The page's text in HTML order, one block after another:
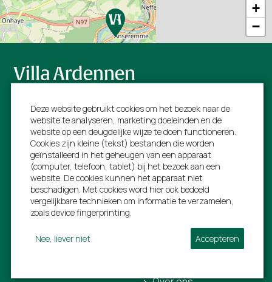
+
−
Volg ons:
Villa Ardennen
Rue de L'estinale 21
6997 Erezée
+31 40 206 0454
Informatie
Ons volledig aanbod
Last minutes
Bezienswaardigheden
Deze website gebruikt cookies om het bezoek naar de
website te analyseren, marketing doeleinden en de
website op een deugdelijke wijze te doen functioneren.
Cookies zijn kleine (tekst) bestanden die worden
geïnstalleerd in het geheugen van een apparaat
(computer, telefoon, tablet) bij het bezoek aan een
website. De cookies kunnen het apparaat niet
beschadigen. Met cookies word hier ook bedoeld
vergelijkbare technieken om informatie te verzamelen,
zoals device fingerprinting.
Nee, liever niet Accepteren